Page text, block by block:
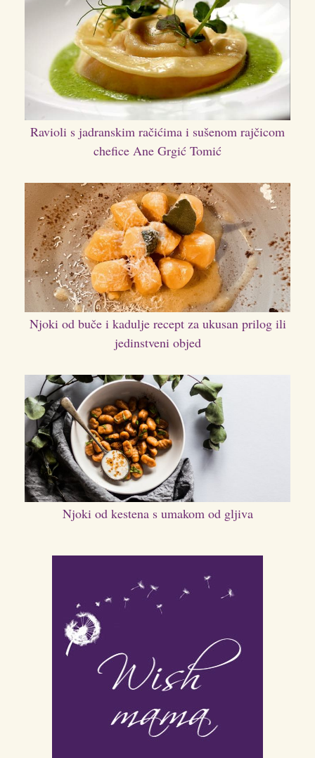
Ravioli s jadranskim račićima i sušenom rajčicom
chefice Ane Grgić Tomić
Njoki od buče i kadulje recept za ukusan prilog ili
jedinstveni objed
Njoki od kestena s umakom od gljiva